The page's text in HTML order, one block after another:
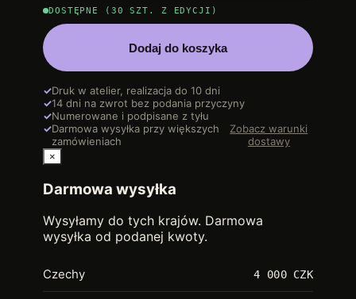
DOSTĘPNE (30 SZT. Z EDYCJI)
Dodaj do koszyka
✓Druk w atelier, realizacja do 10 dni
✓14 dni na zwrot bez podania przyczyny
✓Numerowane i podpisane z tyłu
✓Darmowa wysyłka przy większych
zamówieniach
Zobacz warunki
dostawy
×
Darmowa wysyłka
Wysyłamy do tych krajów. Darmowa
wysyłka od podanej kwoty.
Czechy 4 000 CZK